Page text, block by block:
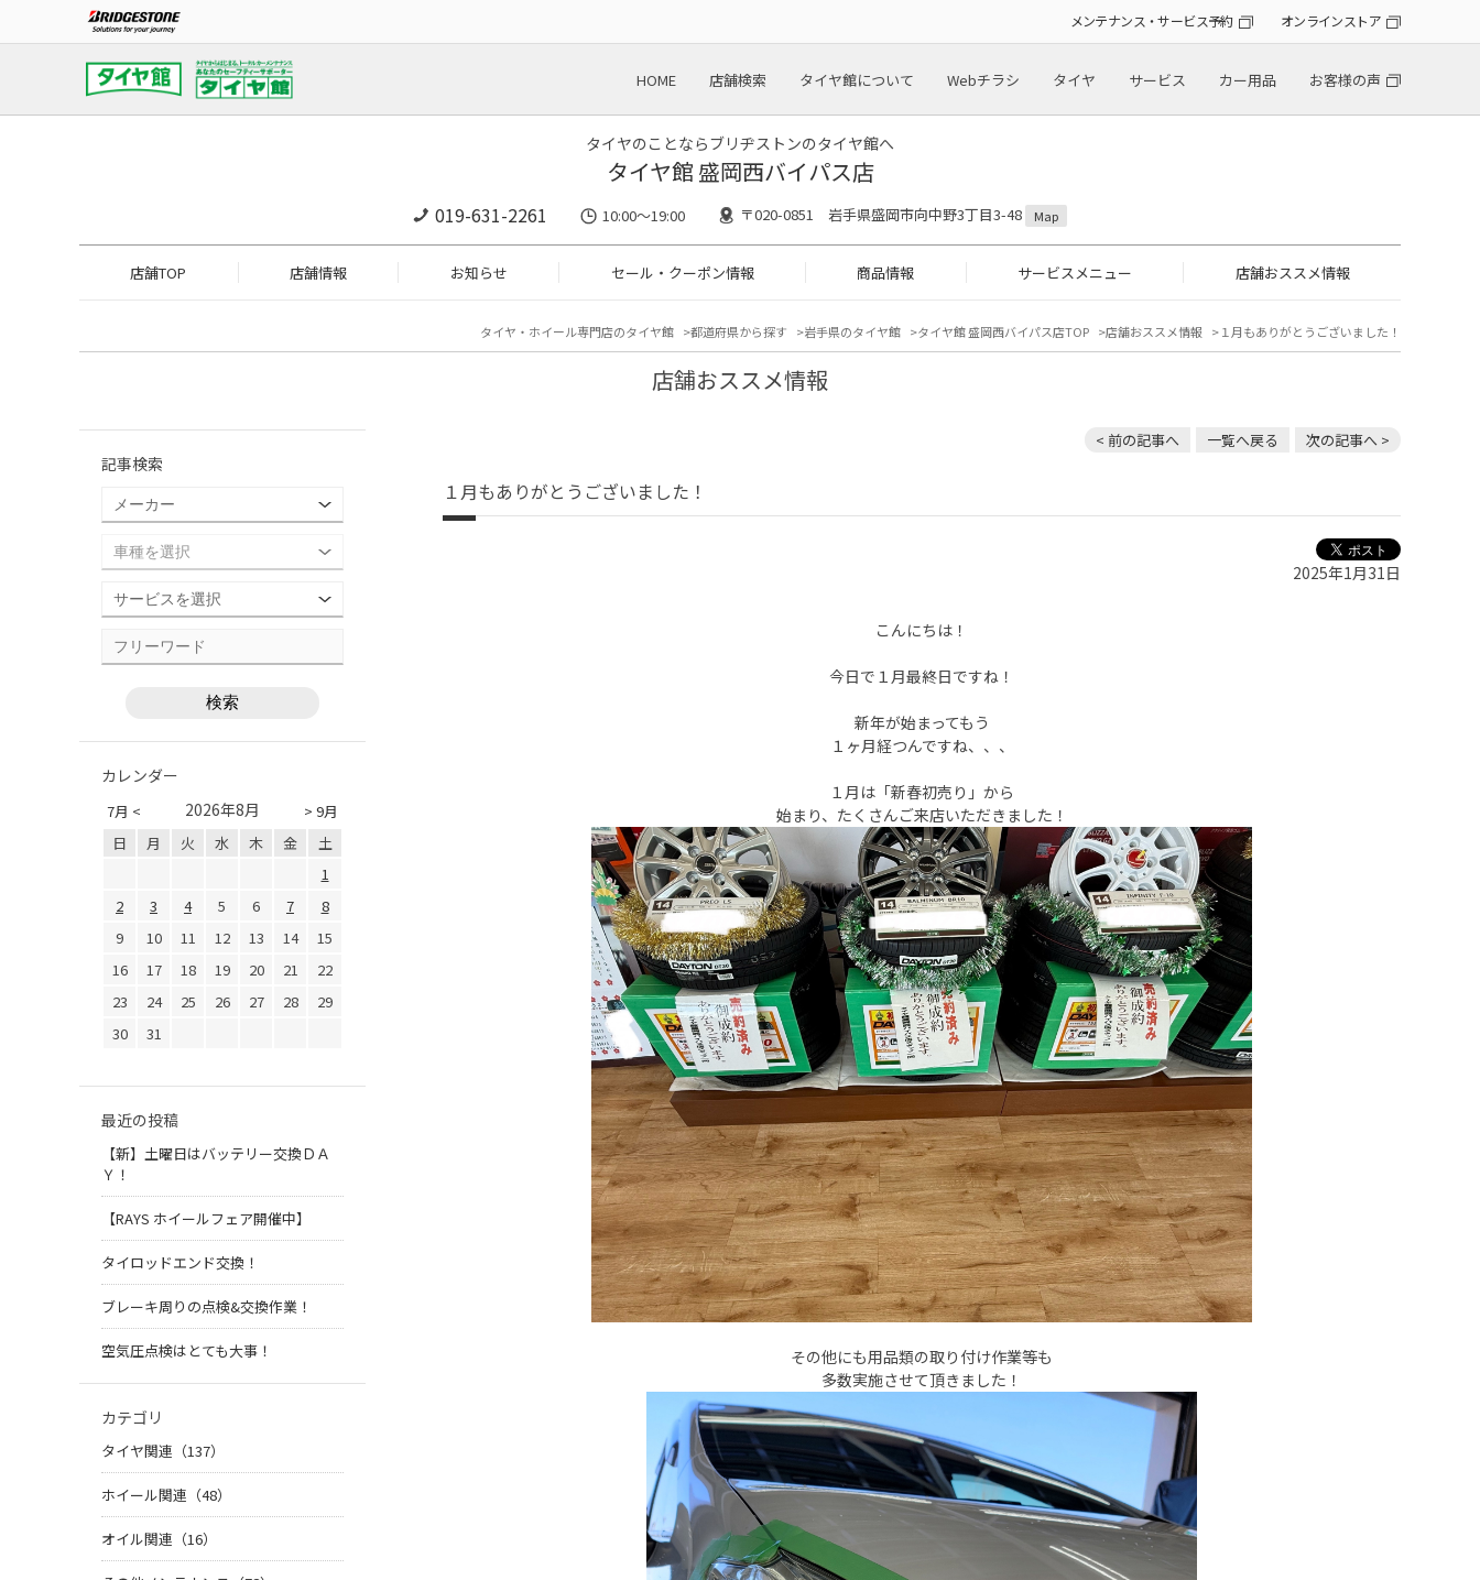
メンテナンス・サービス予約 オンラインストア
HOME 店舗検索 タイヤ館について Webチラシ タイヤ サービス カー用品 お客様の声
タイヤのことならブリヂストンのタイヤ館へ
タイヤ館 盛岡西バイパス店
019-631-2261 10:00～19:00 〒020-0851 岩手県盛岡市向中野3丁目3-48 Map
店舗TOP 店舗情報 お知らせ セール・クーポン情報 商品情報 サービスメニュー 店舗おススメ情報
タイヤ・ホイール専門店のタイヤ館 都道府県から探す 岩手県のタイヤ館 タイヤ館 盛岡西バイパス店TOP 店舗おススメ情報 １月もありがとうございました！
店舗おススメ情報
< 前の記事へ 一覧へ戻る 次の記事へ >
１月もありがとうございました！
2025年1月31日
こんにちは！
今日で１月最終日ですね！
新年が始まってもう
１ヶ月経つんですね、、、
１月は「新春初売り」から
始まり、たくさんご来店いただきました！
その他にも用品類の取り付け作業等も
多数実施させて頂きました！
記事検索
カレンダー
7月 < > 9月
2026年8月
日 月 火 水 木 金
土
1
2
3 4 5 6 7
8
9
10 11 12 13 14
15
16
17 18 19 20 21
22
23
24 25 26 27 28
29
30
31
最近の投稿
【新】土曜日はバッテリー交換ＤＡ
Ｙ！
【RAYS ホイールフェア開催中】
タイロッドエンド交換！
ブレーキ周りの点検&交換作業！
空気圧点検はとても大事！
カテゴリ
タイヤ関連（137）
ホイール関連（48）
オイル関連（16）